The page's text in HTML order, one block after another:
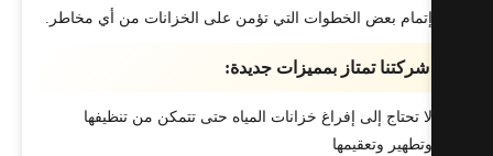
إتمام بعض الخطوات التي تؤمن على الخزانات من أي مخاطر.
شركتنا تمتاز بمميزات جديدة:
لا تحتاج إلى إفراغ خزانات المياه حتى تتمكن من تنظيفها
وتطهير وتعقيمها